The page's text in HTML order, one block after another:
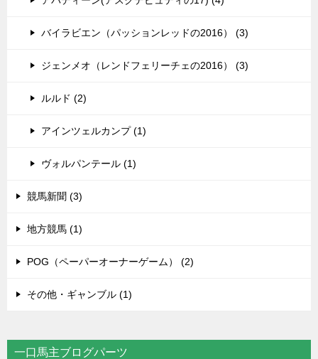
バイラビエン（パッションレッドの2016） (3)
ジェンメオ（レンドフェリーチェの2016） (3)
ルルド (2)
アインツェルカンプ (1)
ヴォルパンテール (1)
競馬新聞 (3)
地方競馬 (1)
POG（ペーパーオーナーゲーム） (2)
その他・ギャンブル (1)
一口馬主ブログパーツ